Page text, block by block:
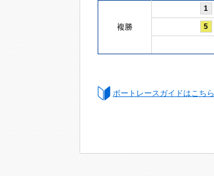
複勝
1
5
ボートレースガイドはこちら